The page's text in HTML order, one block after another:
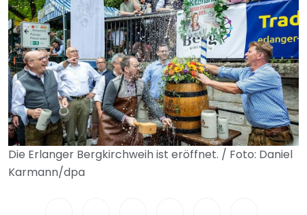
Die Erlanger Bergkirchweih ist eröffnet. / Foto: Daniel
Karmann/dpa